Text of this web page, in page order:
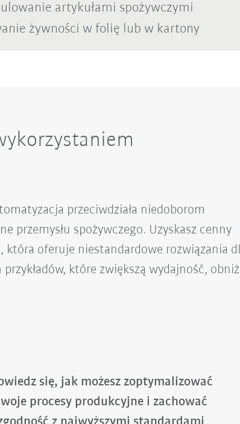
artykułami spożywczymi
żywności w folię lub w kartony
przeciwdziała niedoborom
przemysłu spożywczego. Uzyskasz cenny
oferuje niestandardowe rozwiązania
które zwiększą wydajność,
się, jak możesz zoptymalizować
procesy produkcyjne i zachować